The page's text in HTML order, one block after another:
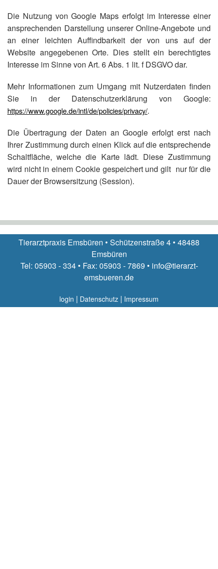
Die Nutzung von Google Maps erfolgt im Interesse einer
ansprechenden Darstellung unserer Online-Angebote und
an einer leichten Auffindbarkeit der von uns auf der
Website angegebenen Orte. Dies stellt ein berechtigtes
Interesse im Sinne von Art. 6 Abs. 1 lit. f DSGVO dar.
Mehr Informationen zum Umgang mit Nutzerdaten finden
Sie in der Datenschutzerklärung von Google:
https://www.google.de/intl/de/policies/privacy/.
Die Übertragung der Daten an Google erfolgt erst nach
Ihrer Zustimmung durch einen Klick auf die entsprechende
Schaltfläche, welche die Karte lädt. Diese Zustimmung
wird nicht in einem Cookie gespeichert und gilt nur für die
Dauer der Browsersitzung (Session).
Tierarztpraxis Emsbüren • Schützenstraße 4 • 48488
Emsbüren
Tel: 05903 - 334 • Fax: 05903 - 7869 • info@tierarzt-
emsbueren.de
login | Datenschutz | Impressum